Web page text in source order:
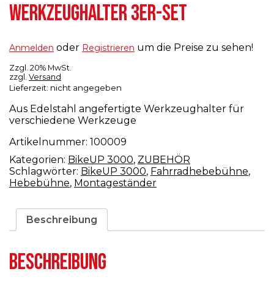
WERKZEUGHALTER 3ER-SET
Anmelden oder Registrieren um die Preise zu sehen!
Zzgl. 20% MwSt.
zzgl. Versand
Lieferzeit: nicht angegeben
Aus Edelstahl angefertigte Werkzeughalter für
verschiedene Werkzeuge
Artikelnummer: 100009
Kategorien: BikeUP 3000, ZUBEHÖR
Schlagwörter: BikeUP 3000, Fahrradhebebühne,
Hebebühne, Montageständer
Beschreibung
BESCHREIBUNG